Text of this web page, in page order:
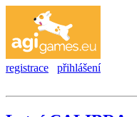
registrace přihlášení